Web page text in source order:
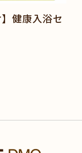
健康入浴セ